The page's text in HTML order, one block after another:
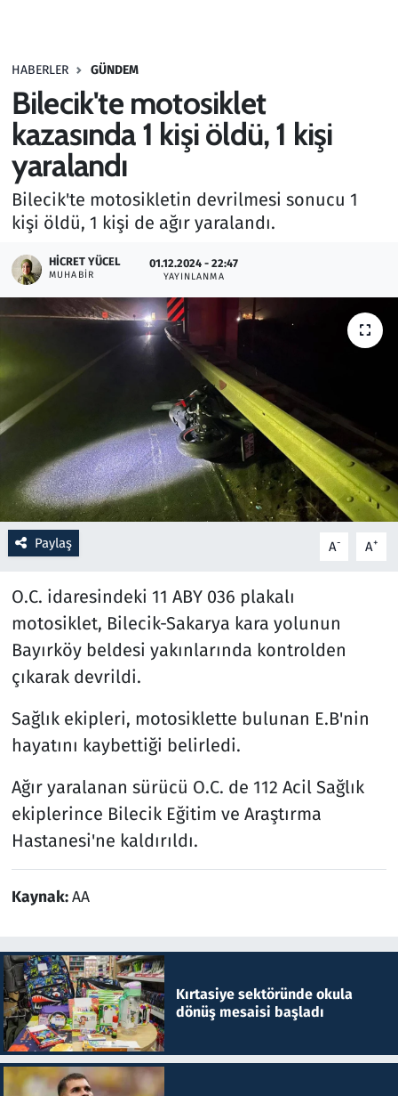
HABERLER GÜNDEM
Bilecik'te motosiklet
kazasında 1 kişi öldü, 1 kişi
yaralandı
Bilecik'te motosikletin devrilmesi sonucu 1
kişi öldü, 1 kişi de ağır yaralandı.
HICRET YÜCEL
MUHABIR
01.12.2024 - 22:47
YAYINLANMA
Paylaş A- A+
O.C. idaresindeki 11 ABY 036 plakalı
motosiklet, Bilecik-Sakarya kara yolunun
Bayırköy beldesi yakınlarında kontrolden
çıkarak devrildi.
Sağlık ekipleri, motosiklette bulunan E.B'nin
hayatını kaybettiği belirledi.
Ağır yaralanan sürücü O.C. de 112 Acil Sağlık
ekiplerince Bilecik Eğitim ve Araştırma
Hastanesi'ne kaldırıldı.
Kaynak:AA
Kırtasiye sektöründe okula
dönüş mesaisi başladı
Haber
Kültür Sanat
Kurumsal Haberler
Lezzet Durağı
Memur ve Kamu
Otomobil
Ramazan
Resmi İlanlar
Rüya Tabirleri
Sağlık
Seçim 2023
Spor
Teknoloji ve Bilim
Televizyon